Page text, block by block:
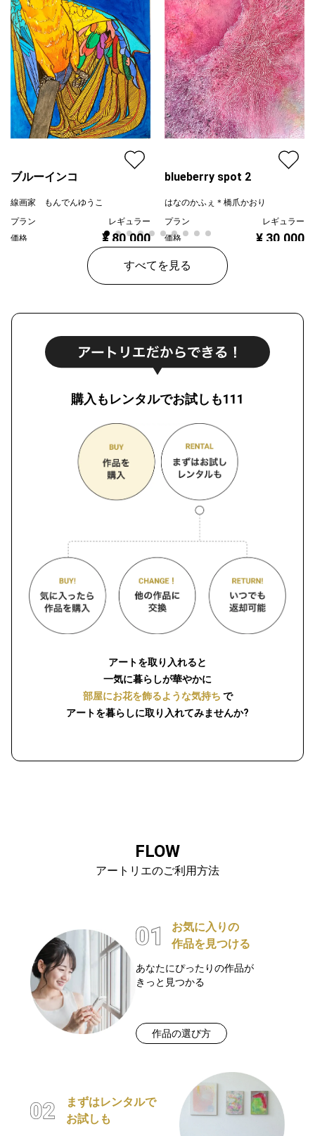
ブルーインコ
線画家 もんでんゆうこ
プラン
レギュラー
価格
¥ 80,000
blueberry spot 2
はなのかふぇ＊橋爪かおり
プラン
レギュラー
価格
¥ 30,000
すべてを見る
購入もレンタルでお試しも111
アートを取り入れると
一気に暮らしが華やかに
部屋にお花を飾るような気持ち で
アートを暮らしに取り入れてみませんか?
FLOW
アートリエのご利用方法
お気に入りの
作品を見つける
あなたにぴったりの作品が
きっと見つかる
作品の選び方
まずはレンタルで
お試しも